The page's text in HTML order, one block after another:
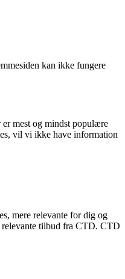
kan ikke fungere
mest og mindst populære
vil vi ikke have information
mere relevante for dig og
relevante tilbud fra CTD. CTD